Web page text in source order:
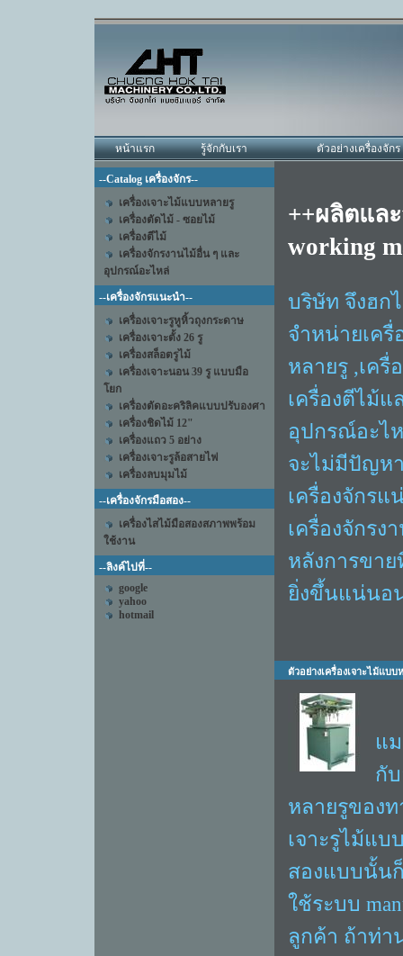
หน้าแรก รู้จักกับเรา ตัวอย่างเครื่องจักร
--Catalog เครื่องจักร--
เครื่องเจาะไม้แบบหลายรู
เครื่องตัดไม้ - ซอยไม้
เครื่องตีไม้
เครื่องจักรงานไม้อื่น ๆ และ
อุปกรณ์อะไหล่
--เครื่องจักรแนะนำ--
เครื่องเจาะรูหูหิ้วถุงกระดาษ
เครื่องเจาะตั้ง 26 รู
เครื่องสล็อตรูไม้
เครื่องเจาะนอน 39 รู แบบมือ
โยก
เครื่องตัดอะคริลิคแบบปรับองศา
เครื่องชิดไม้ 12"
เครื่องแถว 5 อย่าง
เครื่องเจาะรูล้อสายไฟ
เครื่องลบมุมไม้
--เครื่องจักรมือสอง--
เครื่องไสไม้มือสองสภาพพร้อม
ใช้งาน
--ลิงค์ไปที่--
google
yahoo
hotmail
++ผลิตแล
working
บริษัท จึงฮก
จำหน่ายเครื่
หลายรู ,เครื่
เครื่องตีไม้แ
อุปกรณ์อะไ
จะไม่มีปัญห
เครื่องจักร
เครื่องจักร
หลังการขา
ยิ่งขึ้นแน่นอ
ตัวอย่างเครื่องเจาะไม้แบบ
แ
กั
หลายรูของท
เจาะรูไม้แ
สองแบบนั้น
ใช้ระบบ
ลูกค้า ถ้าท่า